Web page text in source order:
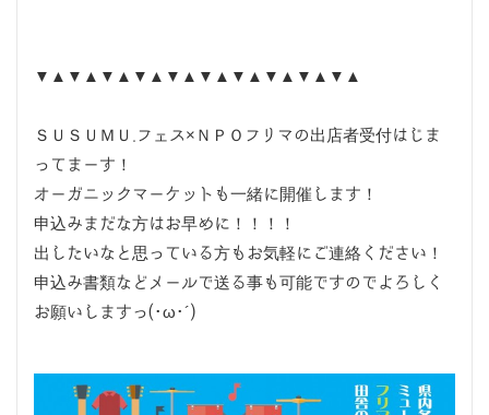
▼▲▼▲▼▲▼▲▼▲▼▲▼▲▼▲▼▲▼▲
ＳＵＳＵＭＵ.フェス×ＮＰＯフリマの出店者受付はじま
ってまーす！
オーガニックマーケットも一緒に開催します！
申込みまだな方はお早めに！！！！
出したいなと思っている方もお気軽にご連絡ください！
申込み書類などメールで送る事も可能ですのでよろしく
お願いしますっ(･ω･´)